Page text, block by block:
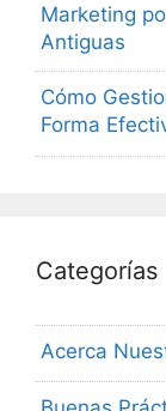
Marketing
Antiguas
Cómo
Forma
Categorías
Acerca